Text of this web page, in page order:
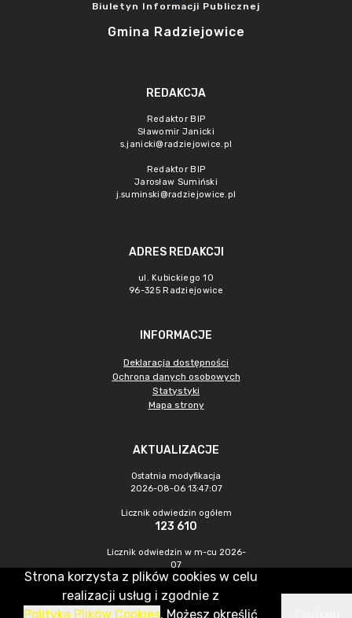
Biuletyn Informacji Publicznej
Gmina Radziejowice
REDAKCJA
Redaktor BIP
Sławomir Janicki
s.janicki@radziejowice.pl
Redaktor BIP
Jarosław Sumiński
j.suminski@radziejowice.pl
ADRES REDAKCJI
ul. Kubickiego 10
96-325 Radziejowice
INFORMACJE
Deklaracja dostępności
Ochrona danych osobowych
Statystyki
Mapa strony
AKTUALIZACJE
Ostatnia modyfikacja
2026-08-06 13:47:07
Licznik odwiedzin ogółem
123 610
Licznik odwiedzin w m-cu 2026-
07
270
CMS & Hosting: Nefeni Sp. z o.o.
Strona korzysta z plików cookies w celu
realizacji usług i zgodnie z
Polityką Plików Cookies. Możesz określić